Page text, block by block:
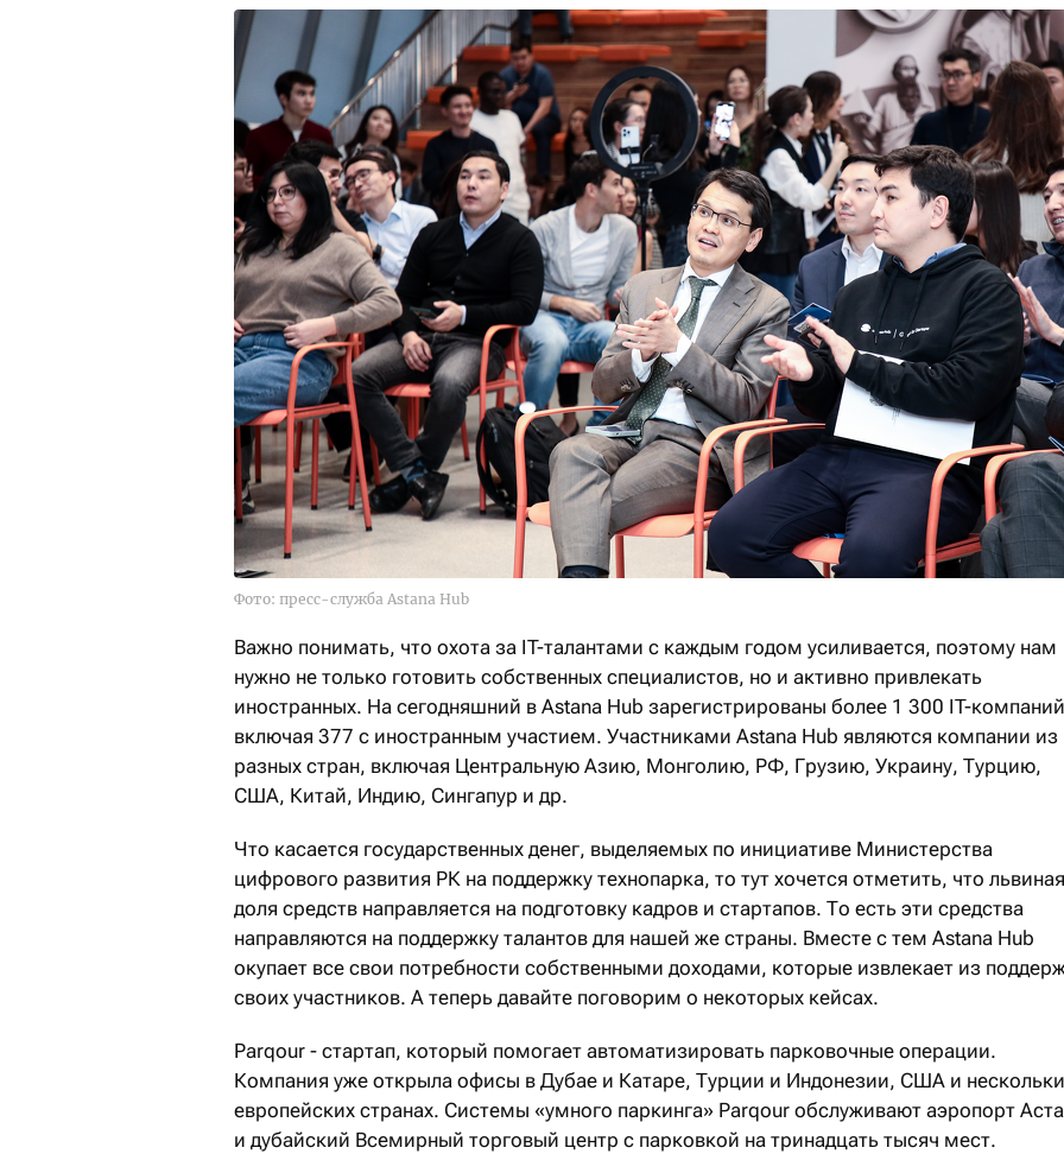
Фото: пресс-служба Astana Hub
Важно понимать, что охота за IT-талантами с каждым годом усиливается, поэтому нам
нужно не только готовить собственных специалистов, но и активно привлекать
иностранных. На сегодняшний в Astana Hub зарегистрированы более 1 300 IT-
включая 377 с иностранным участием. Участниками Astana Hub являются компании из
разных стран, включая Центральную Азию, Монголию, РФ, Грузию, Украину, Турцию,
США, Китай, Индию, Сингапур и др.
Что касается государственных денег, выделяемых по инициативе Министерства
цифрового развития РК на поддержку технопарка, то тут хочется отметить, что львиная
доля средств направляется на подготовку кадров и стартапов. То есть эти средства
направляются на поддержку талантов для нашей же страны. Вместе с тем Astana Hub
окупает все свои потребности собственными доходами, которые извлекает из
своих участников. А теперь давайте поговорим о некоторых кейсах.
Parqour - стартап, который помогает автоматизировать парковочные операции.
Компания уже открыла офисы в Дубае и Катаре, Турции и Индонезии, США и
европейских странах. Системы «умного паркинга» Parqour обслуживают аэропорт
и дубайский Всемирный торговый центр с парковкой на тринадцать тысяч мест.